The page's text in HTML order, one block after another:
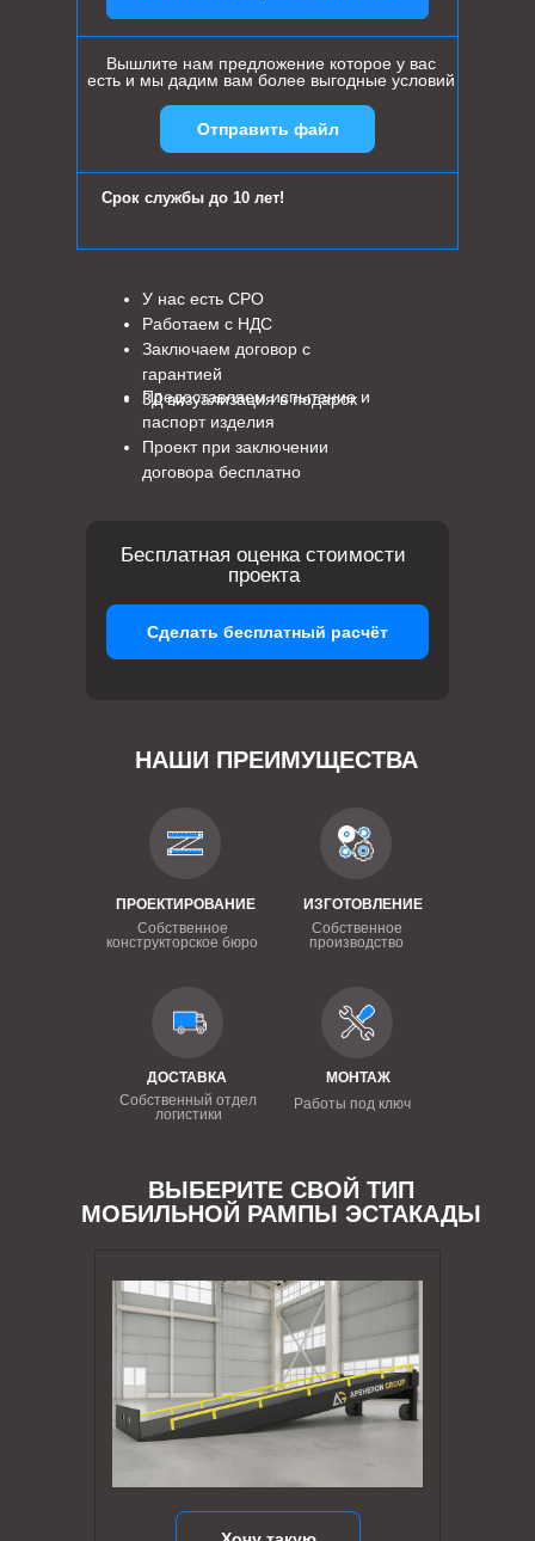
Вышлите нам предложение которое у вас
есть и мы дадим вам более выгодные условий
Срок службы до 10 лет!
Предоставляем испытание и
паспорт изделия
Проект при заключении
договора бесплатно
У нас есть СРО
Работаем с НДС
Заключаем договор с
гарантией
3Д визуализация в подарок
Отправить файл
НАШИ ПРЕИМУЩЕСТВА
ПРОЕКТИРОВАНИЕ
Собственное
конструкторское бюро
ИЗГОТОВЛЕНИЕ
Собственное
производство
ДОСТАВКА
Собственный отдел
логистики
МОНТАЖ
Работы под ключ
Бесплатная оценка стоимости
проекта
Сделать бесплатный расчёт
ВЫБЕРИТЕ СВОЙ ТИП
МОБИЛЬНОЙ РАМПЫ ЭСТАКАДЫ